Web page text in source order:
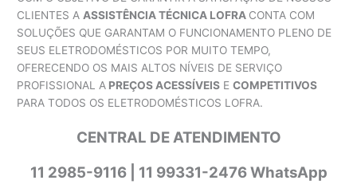
CLIENTES A ASSISTÊNCIA TÉCNICA LOFRA CONTA COM
SOLUÇÕES QUE GARANTAM O FUNCIONAMENTO PLENO DE
SEUS ELETRODOMÉSTICOS POR MUITO TEMPO,
OFERECENDO OS MAIS ALTOS NÍVEIS DE SERVIÇO
PROFISSIONAL A PREÇOS ACESSÍVEIS ECOMPETITIVOS
PARA TODOS OS ELETRODOMÉSTICOS LOFRA.
CENTRAL DE ATENDIMENTO
11 2985-9116 | 11 99331-2476 WhatsApp